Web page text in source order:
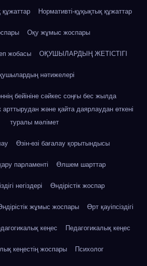
құжаттар Нормативті-құқықтық құжаттар
Оқу жұмыс жоспары
жобасы ОҚУШЫЛАРДЫҢ ЖЕТІСТІГІ
нәтижелері
бейініне сәйкес соңғы бес жылда
арттырудан және қайта даярлаудан өткені
туралы мәлімет
Өзін-өзі бағалау қорытындысы
парламенті Өлшем шарттар
негіздері Өндірістік жоспар
жұмыс жоспары Өрт қауіпсіздігі
кеңес Педагогикалық кеңес
кеңестің жоспары Психолог